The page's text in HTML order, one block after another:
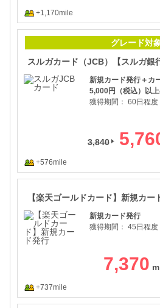
+1,170mile
グレード対
スルガカード（JCB）【スルガ銀
新規カード発行＋カ
5,000円（税込）以
獲得期間： 60日程度
3,840
+576mile
【楽天ゴールドカード】新規カー
新規カード発行
獲得期間： 45日程度
7,370
+737mile